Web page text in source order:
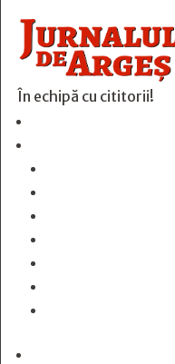
În echipă cu cititorii!